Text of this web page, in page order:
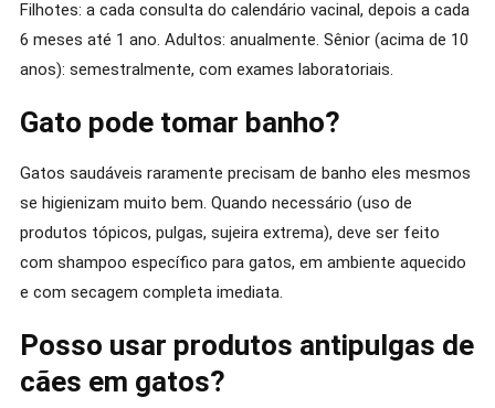
Filhotes: a cada consulta do calendário vacinal, depois a cada
6 meses até 1 ano. Adultos: anualmente. Sênior (acima de 10
anos): semestralmente, com exames laboratoriais.
Gato pode tomar banho?
Gatos saudáveis raramente precisam de banho eles mesmos
se higienizam muito bem. Quando necessário (uso de
produtos tópicos, pulgas, sujeira extrema), deve ser feito
com shampoo específico para gatos, em ambiente aquecido
e com secagem completa imediata.
Posso usar produtos antipulgas de
cães em gatos?